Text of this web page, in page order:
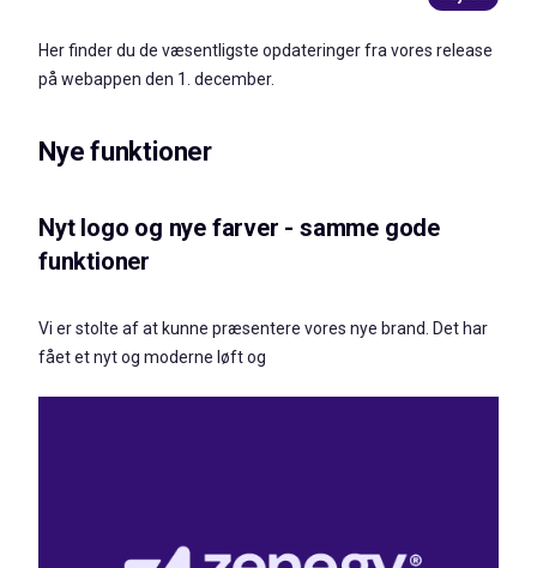
Her finder du de væsentligste opdateringer fra vores release
på webappen den 1. december.
Nye funktioner
Nyt logo og nye farver - samme gode
funktioner
Vi er stolte af at kunne præsentere vores nye brand. Det har
fået et nyt og moderne løft og